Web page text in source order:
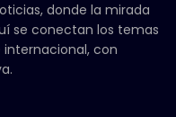
donde la mirada
se conectan los temas
con